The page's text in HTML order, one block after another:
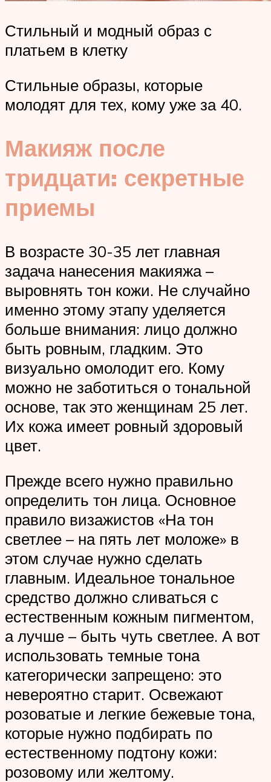
Стильный и модный образ с
платьем в клетку
Стильные образы, которые
молодят для тех, кому уже за 40.
Макияж после
тридцати: секретные
приемы
В возрасте 30-35 лет главная
задача нанесения макияжа –
выровнять тон кожи. Не случайно
именно этому этапу уделяется
больше внимания: лицо должно
быть ровным, гладким. Это
визуально омолодит его. Кому
можно не заботиться о тональной
основе, так это женщинам 25 лет.
Их кожа имеет ровный здоровый
цвет.
Прежде всего нужно правильно
определить тон лица. Основное
правило визажистов «На тон
светлее – на пять лет моложе» в
этом случае нужно сделать
главным. Идеальное тональное
средство должно сливаться с
естественным кожным пигментом,
а лучше – быть чуть светлее. А вот
использовать темные тона
категорически запрещено: это
невероятно старит. Освежают
розоватые и легкие бежевые тона,
которые нужно подбирать по
естественному подтону кожи:
розовому или желтому.